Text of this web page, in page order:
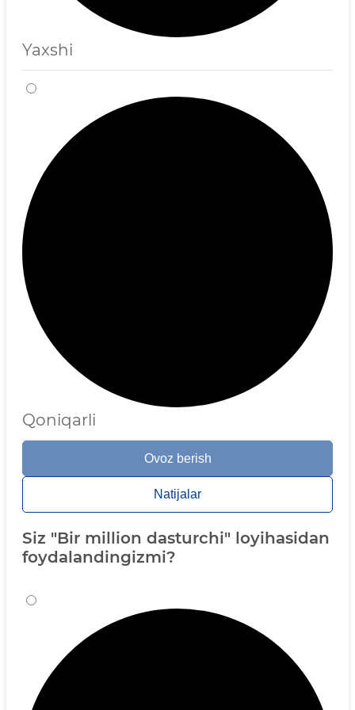
Yaxshi
Qoniqarli
Ovoz berish
Natijalar
Siz "Bir million dasturchi" loyihasidan
foydalandingizmi?